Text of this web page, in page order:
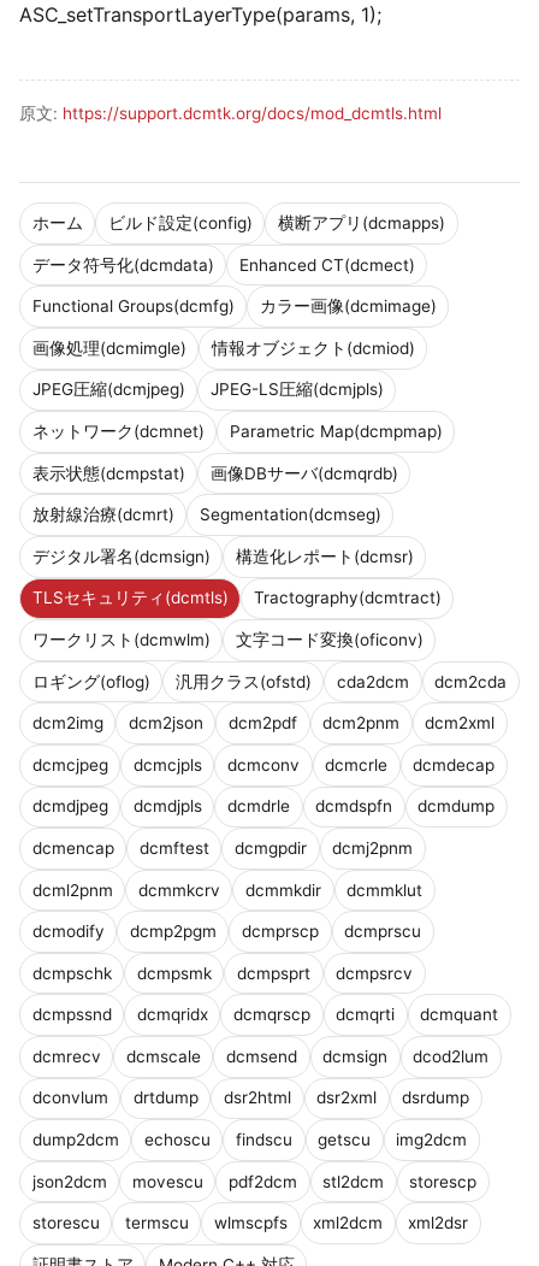
ホーム ビルド設定(config) 横断アプリ(dcmapps)
データ符号化(dcmdata) Enhanced CT(dcmect)
Functional Groups(dcmfg) カラー画像(dcmimage)
画像処理(dcmimgle) 情報オブジェクト(dcmiod)
JPEG圧縮(dcmjpeg) JPEG-LS圧縮(dcmjpls)
ネットワーク(dcmnet) Parametric Map(dcmpmap)
表示状態(dcmpstat) 画像DBサーバ(dcmqrdb)
放射線治療(dcmrt) Segmentation(dcmseg)
デジタル署名(dcmsign) 構造化レポート(dcmsr)
TLSセキュリティ(dcmtls) Tractography(dcmtract)
ワークリスト(dcmwlm) 文字コード変換(oficonv)
ロギング(oflog) 汎用クラス(ofstd) cda2dcm dcm2cda
dcm2img dcm2json dcm2pdf dcm2pnm dcm2xml
dcmcjpeg dcmcjpls dcmconv dcmcrle dcmdecap
dcmdjpeg dcmdjpls dcmdrle dcmdspfn dcmdump
dcmencap dcmftest dcmgpdir dcmj2pnm
dcml2pnm dcmmkcrv dcmmkdir dcmmklut
dcmodify dcmp2pgm dcmprscp dcmprscu
dcmpschk dcmpsmk dcmpsprt dcmpsrcv
dcmpssnd dcmqridx dcmqrscp dcmqrti dcmquant
dcmrecv dcmscale dcmsend dcmsign dcod2lum
dconvlum drtdump dsr2html dsr2xml dsrdump
dump2dcm echoscu findscu getscu img2dcm
json2dcm movescu pdf2dcm stl2dcm storescp
storescu termscu wlmscpfs xml2dcm xml2dsr
ASC_setTransportLayerType(params, 1);
原文: https://support.dcmtk.org/docs/mod_dcmtls.html